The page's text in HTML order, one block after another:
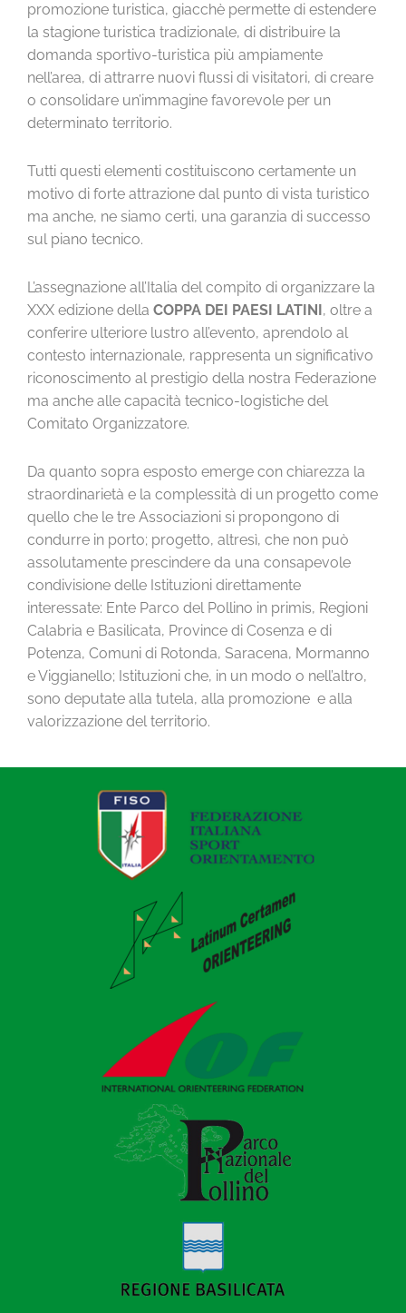
promozione turistica, giacchè permette di estendere
la stagione turistica tradizionale, di distribuire la
domanda sportivo-turistica più ampiamente
nell’area, di attrarre nuovi flussi di visitatori, di creare
o consolidare un’immagine favorevole per un
determinato territorio.
Tutti questi elementi costituiscono certamente un
motivo di forte attrazione dal punto di vista turistico
ma anche, ne siamo certi, una garanzia di successo
sul piano tecnico.
L’assegnazione all’Italia del compito di organizzare la
XXX edizione della COPPA DEI PAESI LATINI, oltre a
conferire ulteriore lustro all’evento, aprendolo al
contesto internazionale, rappresenta un significativo
riconoscimento al prestigio della nostra Federazione
ma anche alle capacità tecnico-logistiche del
Comitato Organizzatore.
Da quanto sopra esposto emerge con chiarezza la
straordinarietà e la complessità di un progetto come
quello che le tre Associazioni si propongono di
condurre in porto; progetto, altresì, che non può
assolutamente prescindere da una consapevole
condivisione delle Istituzioni direttamente
interessate: Ente Parco del Pollino in primis, Regioni
Calabria e Basilicata, Province di Cosenza e di
Potenza, Comuni di Rotonda, Saracena, Mormanno
e Viggianello; Istituzioni che, in un modo o nell’altro,
sono deputate alla tutela, alla promozione e alla
valorizzazione del territorio.